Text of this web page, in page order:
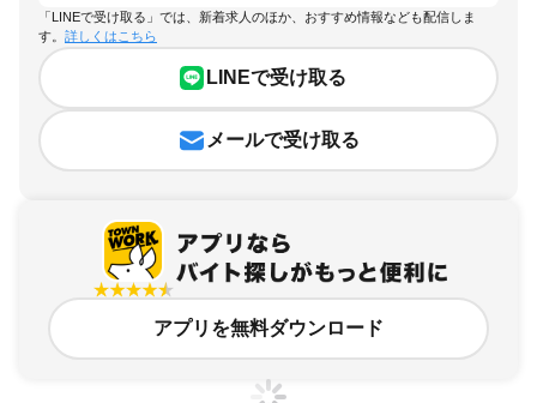
「LINEで受け取る」では、新着求人のほか、おすすめ情報なども配信しま
す。 詳しくはこちら
LINEで受け取る
メールで受け取る
アプリを無料ダウンロード